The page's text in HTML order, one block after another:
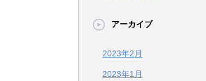
アーカイブ
2023年2月
2023年1月